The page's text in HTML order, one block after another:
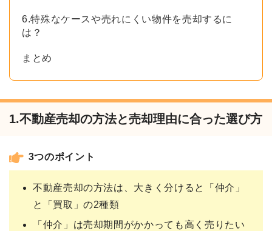
6.特殊なケースや売れにくい物件を売却するに
は？
まとめ
1.不動産売却の方法と売却理由に合った選び方
3つのポイント
不動産売却の方法は、大きく分けると「仲介」
と「買取」の2種類
「仲介」は売却期間がかかっても高く売りたい